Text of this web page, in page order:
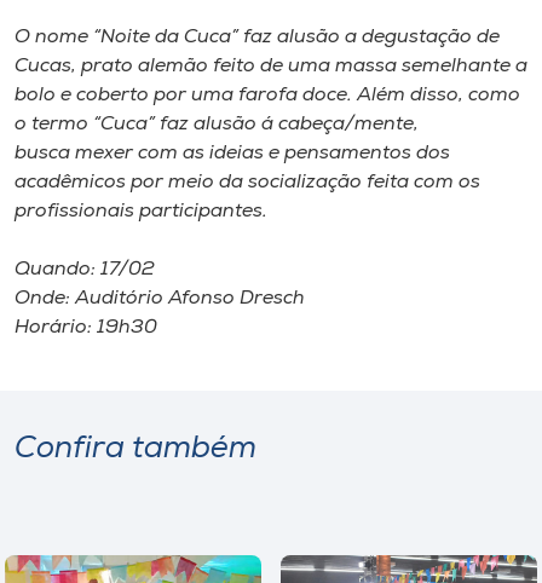
O nome “Noite da Cuca” faz alusão a degustação de
Cucas, prato alemão feito de uma massa semelhante a
bolo e coberto por uma farofa doce. Além disso, como
o termo “Cuca” faz alusão á cabeça/mente,
busca mexer com as ideias e pensamentos dos
acadêmicos por meio da socialização feita com os
profissionais participantes.
Quando: 17/02
Onde: Auditório Afonso Dresch
Horário: 19h30
Confira também